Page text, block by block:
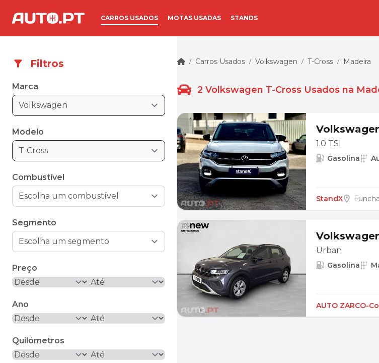
CARROS USADOS MOTAS USADAS STANDS
Filtros
Marca
Volkswagen
Modelo
T-Cross
Combustível
Segmento
Preço
Ano
Quilómetros
/ Carros Usados / Volkswagen / T-Cross / Madeira
2 Volkswagen T-Cross Usados na
1.0 TSI
Gasolina
StandX
Urban
Gasolina
AUTO ZARCO-